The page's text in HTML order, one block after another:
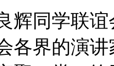
辉同学联
各界的演